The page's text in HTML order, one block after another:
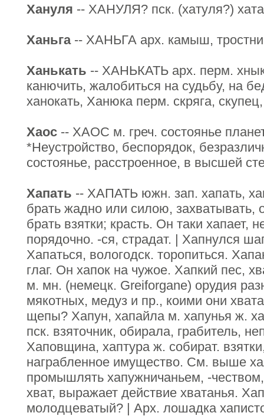
Хануля -- ХАНУЛЯ? пск. (хатуля?)
Ханьга-- ХАНЬГА арх. камыш,
Ханькать -- ХАНЬКАТЬ арх. перм.
канючить, жалобиться на судьбу, на
ханокать, Ханюка перм. скряга,
Хаос -- ХАОС м. греч. состоянье
*Неустройство, беспорядок,
состоянье, расстроенное, в высшей
Хапать -- ХАПАТЬ южн. зап. хапать,
брать жадно или силою, захватывать,
брать взятки; красть. Он таки хапает,
порядочно. -ся, страдат. | Хапнулся
Хапаться, вологодск. торопиться.
глаг. Он хапок на чужое. Хапкий пес,
м. мн. (немецк. Greiforgane) орудия
мякотных, медуз и пр., коими они
щепы? Хапун, хапайла м. хапунья ж.
пск. взяточник, обирала, грабитель,
Хаповщина, хаптура ж. собират.
награбленное имущество. См. выше
промышлять хапужничаньем, -
хват, выражает действие хватанья.
молодцеватый? | Арх. лошадка